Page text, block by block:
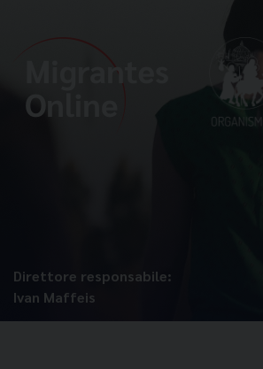
Direttore responsabile:
Ivan Maffeis